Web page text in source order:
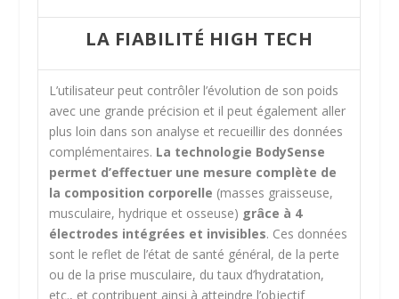
LA FIABILITÉ HIGH TECH
L’utilisateur peut contrôler l’évolution de son poids
avec une grande précision et il peut également aller
plus loin dans son analyse et recueillir des données
complémentaires. La technologie BodySense
permet d’effectuer une mesure complète de
la composition corporelle (masses graisseuse,
musculaire, hydrique et osseuse) grâce à 4
électrodes intégrées et invisibles. Ces données
sont le reflet de l’état de santé général, de la perte
ou de la prise musculaire, du taux d’hydratation,
etc., et contribuent ainsi à atteindre l’objectif